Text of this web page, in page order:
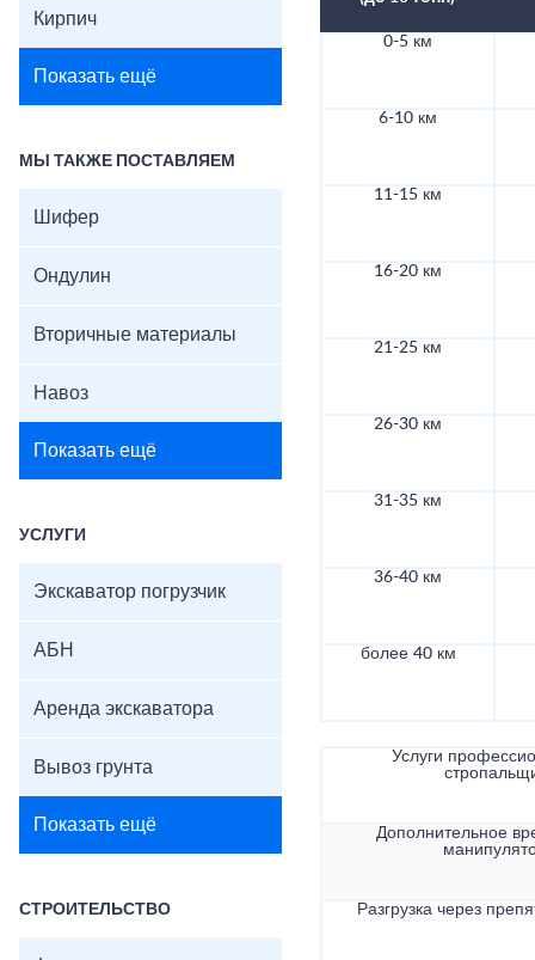
Кирпич
Показать ещё
МЫ ТАКЖЕ ПОСТАВЛЯЕМ
Шифер
Ондулин
Вторичные материалы
Навоз
Показать ещё
УСЛУГИ
Экскаватор погрузчик
АБН
Аренда экскаватора
Вывоз грунта
Показать ещё
СТРОИТЕЛЬСТВО
0-5 км
6-10 км
11-15 км
16-20 км
21-25 км
26-30 км
31-35 км
36-40 км
более 40 км
Услуги
Дополнительное
Разгрузка через